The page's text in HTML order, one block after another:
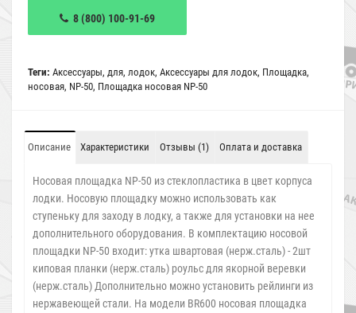
8 (800) 100-91-69
Теги: Аксессуары, для, лодок, Аксессуары для лодок, Площадка,
носовая, NP-50, Площадка носовая NP-50
Описание Характеристики Отзывы (1) Оплата и доставка
Носовая площадка NP-50 из стеклопластика в цвет корпуса
лодки. Носовую площадку можно использовать как
ступеньку для заходу в лодку, а также для установки на нее
дополнительного оборудования. В комплектацию носовой
площадки NP-50 входит: утка швартовая (нерж.сталь) - 2шт
киповая планки (нерж.сталь) роульс для якорной веревки
(нерж.сталь) Дополнительно можно установить рейлинги из
нержавеющей стали. На модели BR600 носовая площадка